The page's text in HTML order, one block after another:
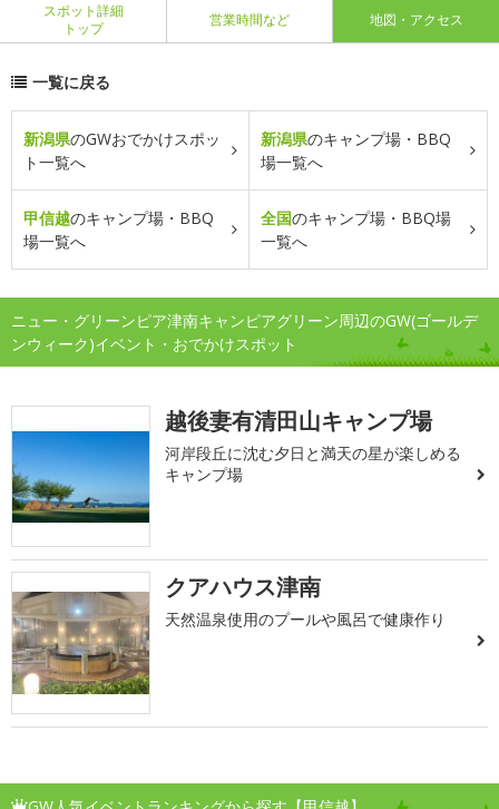
スポット詳細
トップ
営業時間など 地図・アクセス
一覧に戻る
新潟県のGWおでかけスポッ
ト一覧へ
新潟県のキャンプ場・BBQ
場一覧へ
甲信越のキャンプ場・BBQ
場一覧へ
全国のキャンプ場・BBQ場
一覧へ
ニュー・グリーンピア津南キャンピアグリーン周辺のGW(ゴールデ
ンウィーク)イベント・おでかけスポット
越後妻有清田山キャンプ場
河岸段丘に沈む夕日と満天の星が楽しめる
キャンプ場
クアハウス津南
天然温泉使用のプールや風呂で健康作り